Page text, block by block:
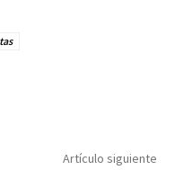
Artículo siguiente